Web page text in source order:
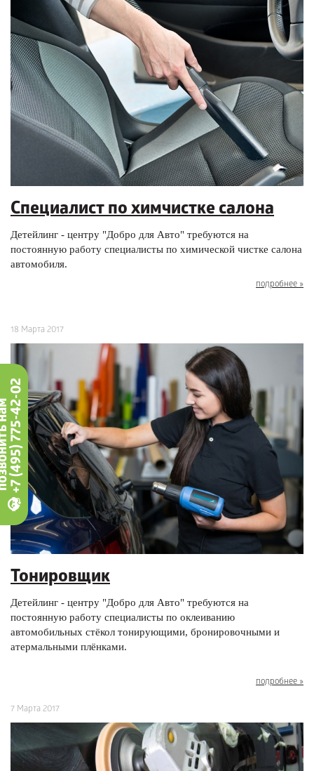
нам+7 (495) 775-42-02
Специалист по химчистке салона
Детейлинг - центру "Добро для Авто" требуются на
постоянную работу специалисты по химической чистке салона
автомобиля.
подробнее »
18 Марта 2017
Тонировщик
Детейлинг - центру "Добро для Авто" требуются на
постоянную работу специалисты по оклеиванию
автомобильных стёкол тонирующими, бронировочными и
атермальными плёнками.
подробнее »
7 Марта 2017